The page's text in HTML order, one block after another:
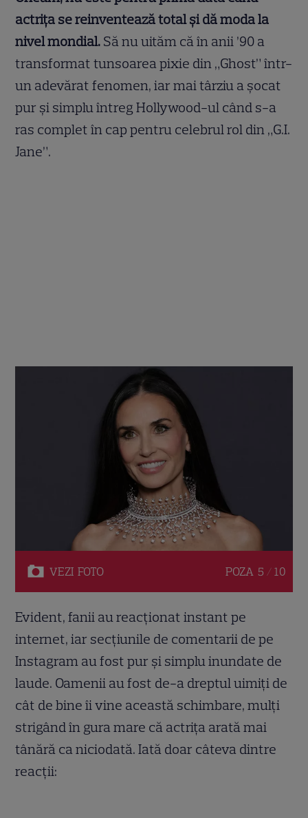
actrița se reinventează total și dă moda la
nivel mondial. Să nu uităm că în anii ’90 a
transformat tunsoarea pixie din „Ghost” într-
un adevărat fenomen, iar mai târziu a șocat
pur și simplu întreg Hollywood-ul când s-a
ras complet în cap pentru celebrul rol din „G.I.
Jane”.
VEZI FOTO POZA 5 / 10
Evident, fanii au reacționat instant pe
internet, iar secțiunile de comentarii de pe
Instagram au fost pur și simplu inundate de
laude. Oamenii au fost de-a dreptul uimiți de
cât de bine îi vine această schimbare, mulți
strigând în gura mare că actrița arată mai
tânără ca niciodată. Iată doar câteva dintre
reacții: